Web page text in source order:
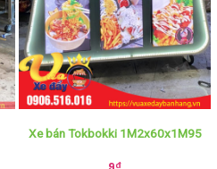
Xe bán Tokbokki 1M2x60x1M95
9₫